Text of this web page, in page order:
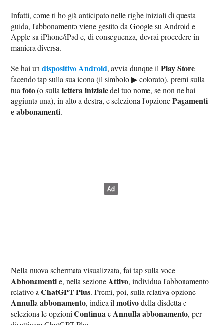
Infatti, come ti ho già anticipato nelle righe iniziali di questa
guida, l'abbonamento viene gestito da Google su Android e
Apple su iPhone/iPad e, di conseguenza, dovrai procedere in
maniera diversa.
Se hai undispositivo Android, avvia dunque ilPlay Store
facendo tap sulla sua icona (il simbolo ▶︎ colorato), premi sulla
tuafoto(o sullalettera inizialedel tuo nome, se non ne hai
aggiunta una), in alto a destra, e seleziona l'opzionePagamenti
e abbonamenti.
Nella nuova schermata visualizzata, fai tap sulla voce
Abbonamentie, nella sezione Attivo, individua l'abbonamento
relativo aChatGPT Plus. Premi, poi, sulla relativa opzione
Annulla abbonamento, indica ilmotivodella disdetta e
seleziona le opzioniContinuae Annulla abbonamento, per